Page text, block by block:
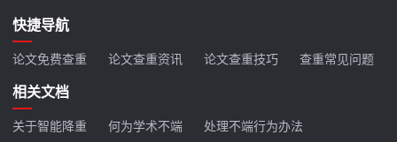
快捷导航
论文免费查重 论文查重资讯 论文查重技巧 查重常见问题
相关文档
关于智能降重 何为学术不端 处理不端行为办法